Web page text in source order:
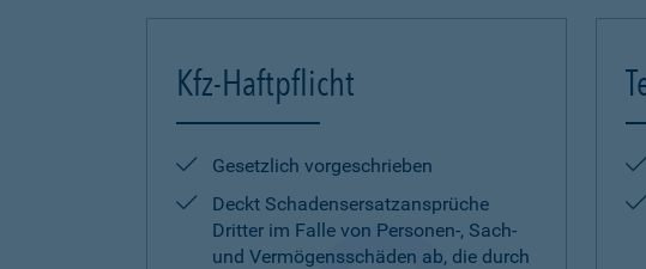
Kfz-Haftpflicht
Gesetzlich vorgeschrieben
Deckt Schadensersatzansprüche
Dritter im Falle von Personen-, Sach-
und Vermögensschäden ab, die durch